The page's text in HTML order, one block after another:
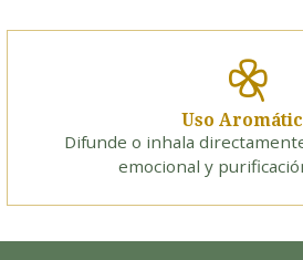
Uso
Difunde o inhala
emocional y